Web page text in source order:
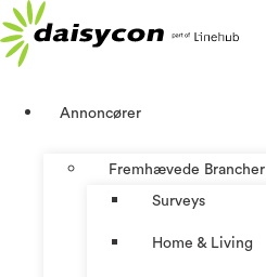
Videre
til
indhold
Annoncører
Fremhævede Brancher
Surveys
Home & Living